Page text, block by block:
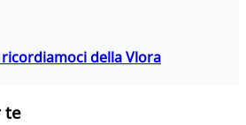
della Vlora
te